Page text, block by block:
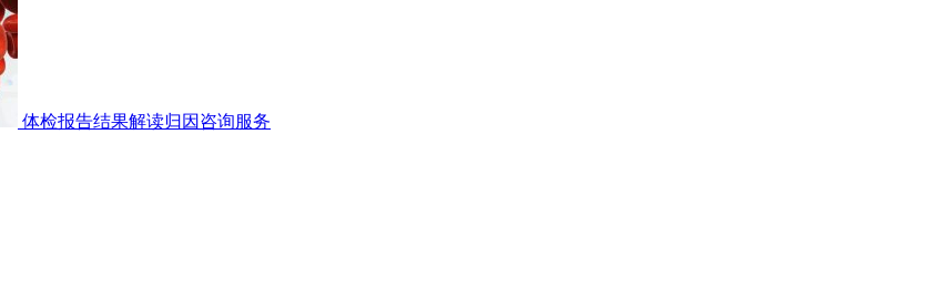
体检报告结果解读归因咨询服务